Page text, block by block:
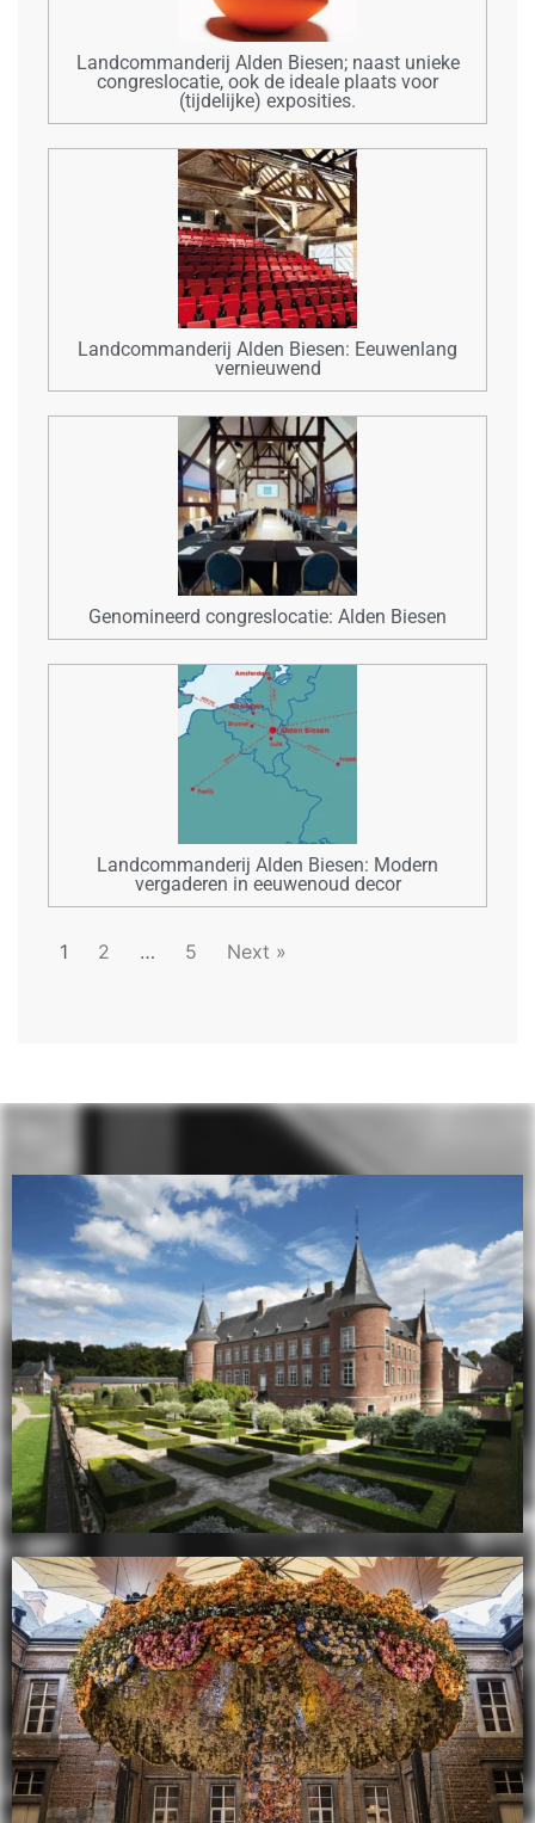
Landcommanderij Alden Biesen; naast unieke
congreslocatie, ook de ideale plaats voor
(tijdelijke) exposities.
Landcommanderij Alden Biesen: Eeuwenlang
vernieuwend
Genomineerd congreslocatie: Alden Biesen
Landcommanderij Alden Biesen: Modern
vergaderen in eeuwenoud decor
1 2 … 5 Next »